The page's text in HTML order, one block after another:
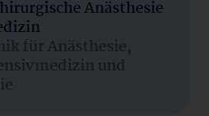
Anästhesie
für Anästhesie,
und